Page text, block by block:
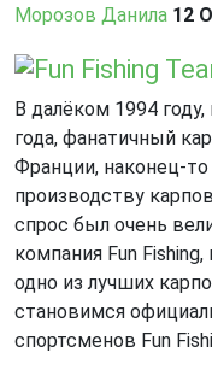
Морозов Данила 12
Fun Fishing
В далёком 1994
года, фанатичный
Франции, наконец-то
производству
спрос был очень
компания Fun
одно из лучших
становимся
спортсменов Fun